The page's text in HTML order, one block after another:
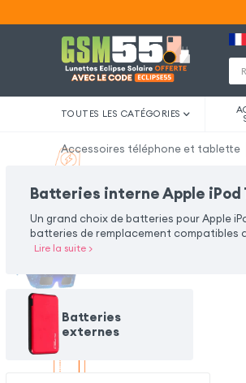
TOUTES LES CATÉGORIES
Accessoires téléphone et tablette
Batteries interne Apple iPod
Un grand choix de batteries pour Apple
batteries de remplacement compatibles
Lire la suite>
Batteries
externes